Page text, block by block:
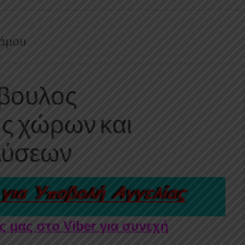
χώρων και
μας στο Viber για συνεχή